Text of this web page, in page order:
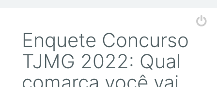
Enquete Concurso
TJMG 2022: Qual